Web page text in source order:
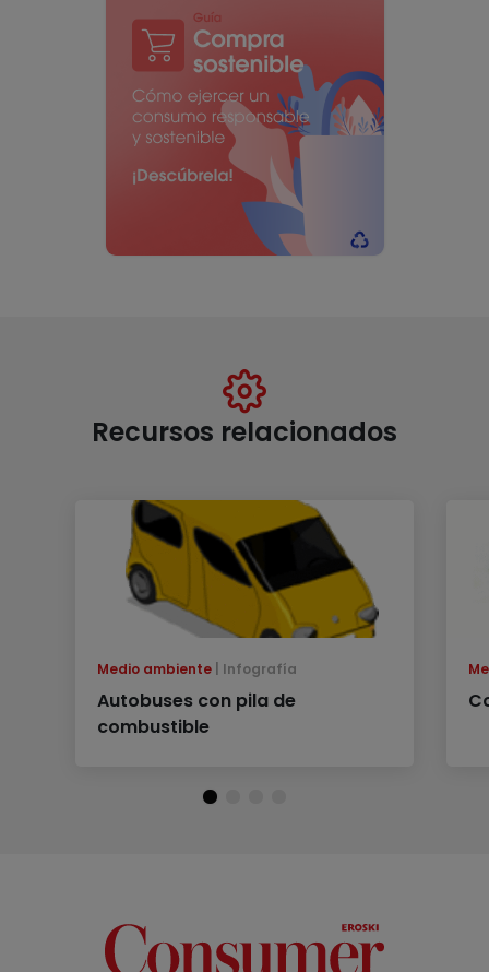
Recursos relacionados
Medio ambiente Infografía
Autobuses con pila de
combustible